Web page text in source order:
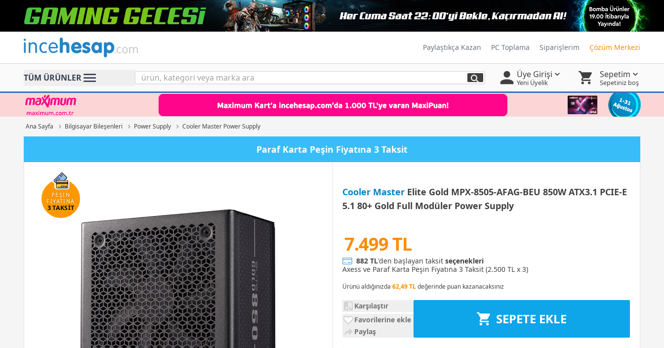
Incehesap Paylaştıkça Kazan PC Toplama Siparişlerim Çözüm Merkezi
TÜM ÜRÜNLER Üye Girişi
Yeni Üyelik
Sepetim
Sepetiniz boş
Ana Sayfa Bilgisayar Bileşenleri Power Supply Cooler Master Power Supply
Paraf Karta Peşin Fiyatına 3 Taksit
Cooler MasterElite Gold MPX-8505-AFAG-BEU 850W ATX3.1 PCIE-E
5.1 80+ Gold Full Modüler Power Supply
PEŞİN
FİYATINA
3 TAKSİT
7.499 TL
882 TL'den başlayan taksit seçenekleri
Axess ve Paraf Karta Peşin Fiyatına 3 Taksit (2.500 TL x 3)
Ürünü aldığınızda 62,49 TLdeğerinde puan kazanacaksınız
Karşılaştır
Favorilerine ekle
Paylaş
SEPETE EKLE